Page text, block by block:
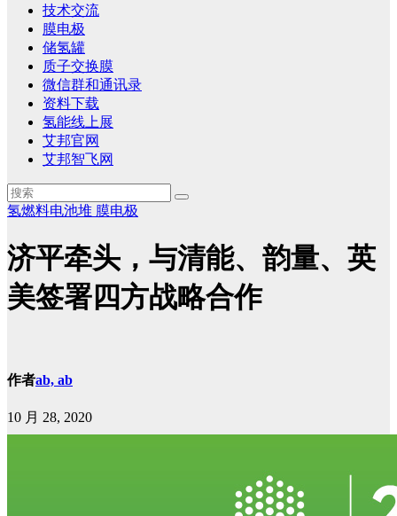
技术交流
膜电极
储氢罐
质子交换膜
微信群和通讯录
资料下载
氢能线上展
艾邦官网
艾邦智飞网
氢燃料电池堆 膜电极
济平牵头，与清能、韵量、英
美签署四方战略合作
作者ab, ab
10 月 28, 2020